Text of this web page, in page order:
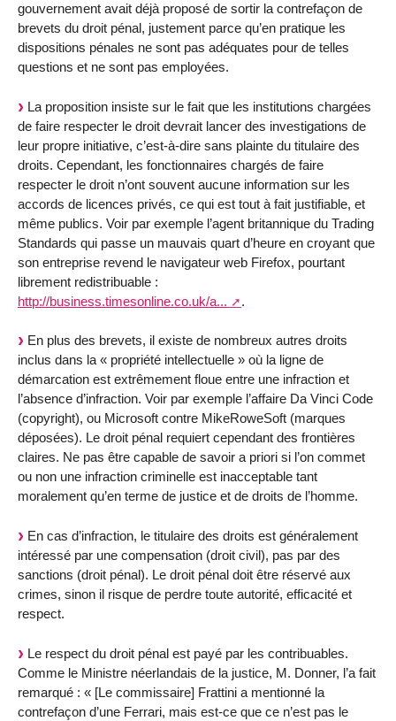
gouvernement avait déjà proposé de sortir la contrefaçon de
brevets du droit pénal, justement parce qu’en pratique les
dispositions pénales ne sont pas adéquates pour de telles
questions et ne sont pas employées.
La proposition insiste sur le fait que les institutions chargées
de faire respecter le droit devrait lancer des investigations de
leur propre initiative, c’est-à-dire sans plainte du titulaire des
droits. Cependant, les fonctionnaires chargés de faire
respecter le droit n’ont souvent aucune information sur les
accords de licences privés, ce qui est tout à fait justifiable, et
même publics. Voir par exemple l’agent britannique du Trading
Standards qui passe un mauvais quart d’heure en croyant que
son entreprise revend le navigateur web Firefox, pourtant
librement redistribuable :
http://business.timesonline.co.uk/a...
.
En plus des brevets, il existe de nombreux autres droits
inclus dans la « propriété intellectuelle » où la ligne de
démarcation est extrêmement floue entre une infraction et
l’absence d’infraction. Voir par exemple l’affaire Da Vinci Code
(copyright), ou Microsoft contre MikeRoweSoft (marques
déposées). Le droit pénal requiert cependant des frontières
claires. Ne pas être capable de savoir a priori si l’on commet
ou non une infraction criminelle est inacceptable tant
moralement qu’en terme de justice et de droits de l’homme.
En cas d’infraction, le titulaire des droits est généralement
intéressé par une compensation (droit civil), pas par des
sanctions (droit pénal). Le droit pénal doit être réservé aux
crimes, sinon il risque de perdre toute autorité, efficacité et
respect.
Le respect du droit pénal est payé par les contribuables.
Comme le Ministre néerlandais de la justice, M. Donner, l’a fait
remarqué : « [Le commissaire] Frattini a mentionné la
contrefaçon d’une Ferrari, mais est-ce que ce n’est pas le